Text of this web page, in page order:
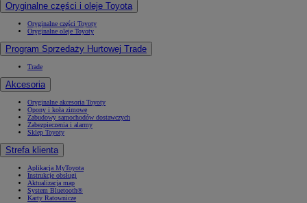
Oryginalne części i oleje Toyota
Oryginalne części Toyoty
Oryginalne oleje Toyoty
Program Sprzedaży Hurtowej Trade
Trade
Akcesoria
Oryginalne akcesoria Toyoty
Opony i koła zimowe
Zabudowy samochodów dostawczych
Zabezpieczenia i alarmy
Sklep Toyoty
Strefa klienta
Aplikacja MyToyota
Instrukcje obsługi
Aktualizacja map
System Bluetooth®
Karty Ratownicze